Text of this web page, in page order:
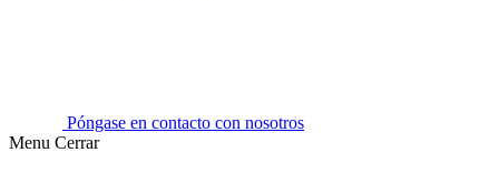
Póngase en contacto con nosotros
Menu Cerrar